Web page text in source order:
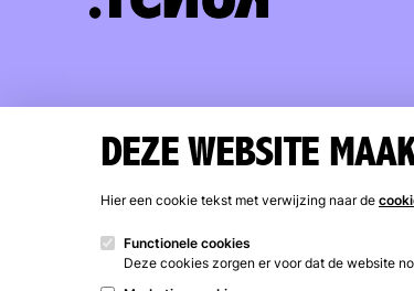
DEZE WEBSITE
Hier een cookie tekst met verwijzing naar de
Functionele cookies
Deze cookies zorgen er voor dat de website